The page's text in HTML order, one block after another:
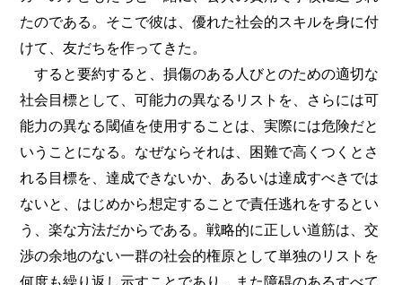
たのである。そこで彼は、優れた社会的スキルを身に付
けて、友だちを作ってきた。
すると要約すると、損傷のある人びとのための適切な
社会目標として、可能力の異なるリストを、さらには可
能力の異なる閾値を使用することは、実際には危険だと
いうことになる。なぜならそれは、困難で高くつくとさ
れる目標を、達成できないか、あるいは達成すべきでは
ないと、はじめから想定することで責任逃れをするとい
う、楽な方法だからである。戦略的に正しい道筋は、交
渉の余地のない一群の社会的権原として単独のリストを